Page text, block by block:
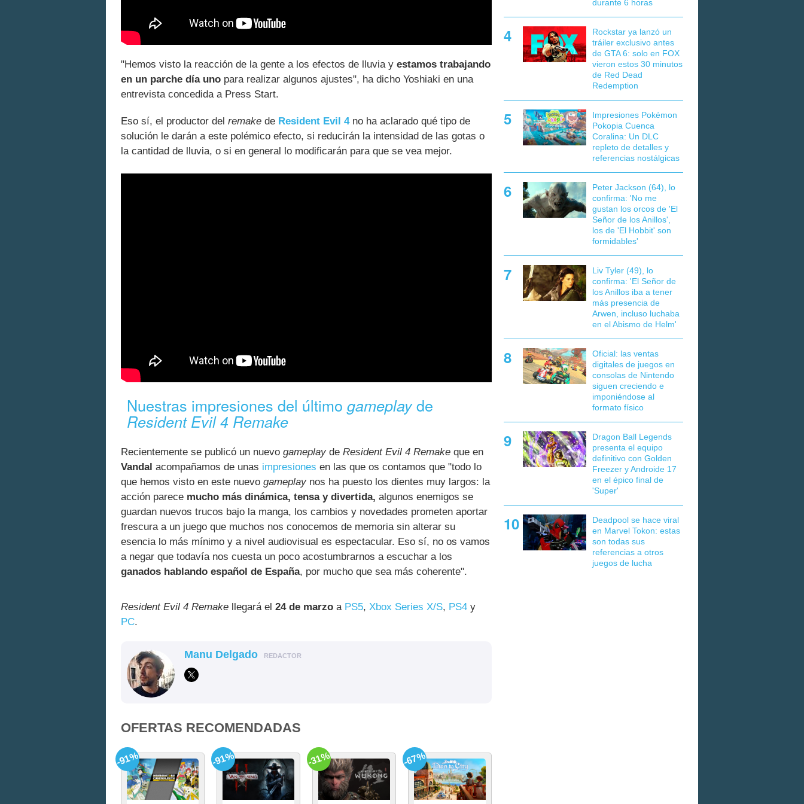
"Hemos visto la reacción de la gente a los efectos de lluvia y estamos trabajando
en un parche día uno para realizar algunos ajustes", ha dicho Yoshiaki en una
entrevista concedida a Press Start.
Eso sí, el productor del remake de Resident Evil 4no ha aclarado qué tipo de
solución le darán a este polémico efecto, si reducirán la intensidad de las gotas o
la cantidad de lluvia, o si en general lo modificarán para que se vea mejor.
Nuestras impresiones del últimogameplayde
Resident Evil 4 Remake
Recientemente se publicó un nuevo gameplay de Resident Evil 4 Remake que en
Vandal acompañamos de unas impresiones en las que os contamos que "todo lo
que hemos visto en este nuevo gameplay nos ha puesto los dientes muy largos: la
acción parece mucho más dinámica, tensa y divertida, algunos enemigos se
guardan nuevos trucos bajo la manga, los cambios y novedades prometen aportar
frescura a un juego que muchos nos conocemos de memoria sin alterar su
esencia lo más mínimo y a nivel audiovisual es espectacular. Eso sí, no os vamos
a negar que todavía nos cuesta un poco acostumbrarnos a escuchar a los
ganados hablando español de España, por mucho que sea más coherente".
Resident Evil 4 Remake llegará el 24 de marzo a PS5, Xbox Series X/S, PS4 y
PC.
Manu Delgado REDACTOR
OFERTAS RECOMENDADAS
-91% -91% -31% -67%
durante 6 horas
Rockstar ya lanzó un
tráiler exclusivo antes
de GTA 6: solo en FOX
vieron estos 30 minutos
de Red Dead
Redemption
Impresiones Pokémon
Pokopia Cuenca
Coralina: Un DLC
repleto de detalles y
referencias nostálgicas
Peter Jackson (64), lo
confirma: 'No me
gustan los orcos de 'El
Señor de los Anillos',
los de 'El Hobbit' son
formidables'
Liv Tyler (49), lo
confirma: 'El Señor de
los Anillos iba a tener
más presencia de
Arwen, incluso luchaba
en el Abismo de Helm'
Oficial: las ventas
digitales de juegos en
consolas de Nintendo
siguen creciendo e
imponiéndose al
formato físico
Dragon Ball Legends
presenta el equipo
definitivo con Golden
Freezer y Androide 17
en el épico final de
'Super'
Deadpool se hace viral
en Marvel Tokon: estas
son todas sus
referencias a otros
juegos de lucha